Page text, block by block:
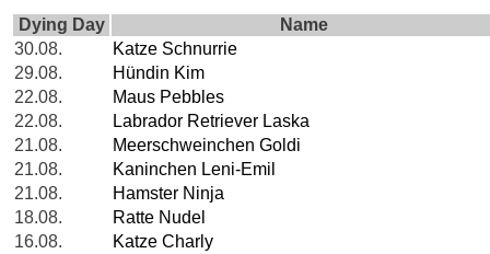
Dying Day
Name
30.08.
Katze Schnurrie
29.08.
Hündin Kim
22.08.
Maus Pebbles
22.08.
Labrador Retriever Laska
21.08.
Meerschweinchen Goldi
21.08.
Kaninchen Leni-Emil
21.08.
Hamster Ninja
18.08.
Ratte Nudel
16.08.
Katze Charly